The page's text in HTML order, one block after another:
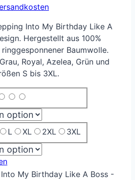
Into My Birthday Like A
Hergestellt aus 100%
Baumwolle.
Royal, Azelea, Grün und
S bis 3XL.
L XL 2XL 3XL
My Birthday Like A Boss -